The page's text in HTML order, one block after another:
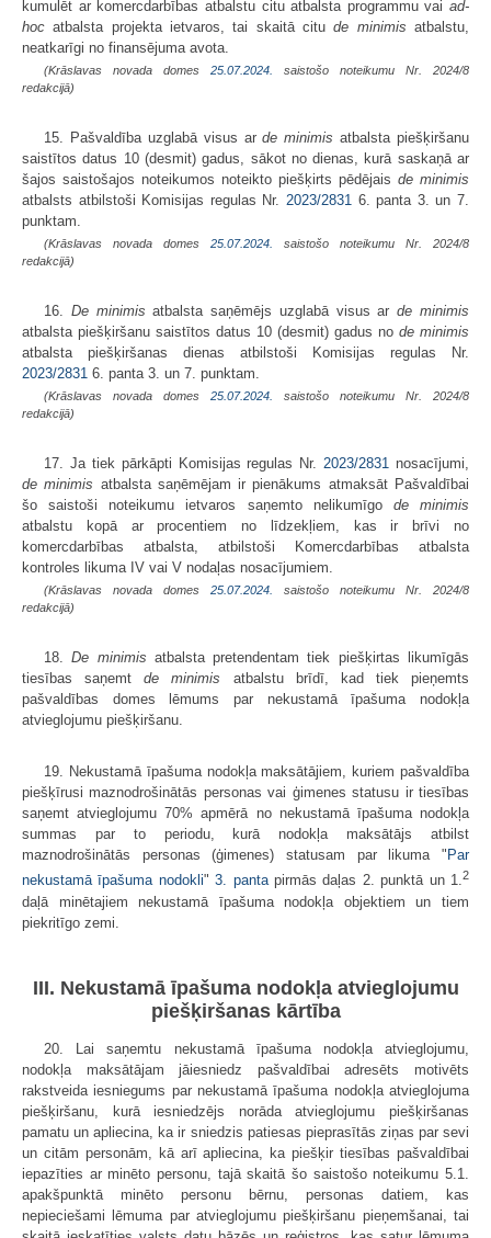
kumulēt ar komercdarbības atbalstu citu atbalsta programmu vai ad-
hoc atbalsta projekta ietvaros, tai skaitā citude minimis atbalstu,
neatkarīgi no finansējuma avota.
(Krāslavas novada domes 25.07.2024.
saistošo noteikumu Nr. 2024/8
redakcijā)
15. Pašvaldība uzglabā visus arde minimis atbalsta piešķiršanu
saistītos datus 10 (desmit) gadus, sākot no dienas, kurā saskaņā ar
šajos saistošajos noteikumos noteikto piešķirts pēdējais de minimis
atbalsts atbilstoši Komisijas regulas Nr. 2023/2831 6. panta 3. un 7.
punktam.
(Krāslavas novada domes 25.07.2024.
saistošo noteikumu Nr. 2024/8
redakcijā)
16. De minimis atbalsta saņēmējs uzglabā visus arde minimis
atbalsta piešķiršanu saistītos datus 10 (desmit) gadus no de minimis
atbalsta piešķiršanas dienas atbilstoši Komisijas regulas Nr.
2023/2831 6. panta 3. un 7. punktam.
(Krāslavas novada domes 25.07.2024.
saistošo noteikumu Nr. 2024/8
redakcijā)
17. Ja tiek pārkāpti Komisijas regulas Nr.2023/2831 nosacījumi,
de minimis atbalsta saņēmējam ir pienākums atmaksāt Pašvaldībai
šo saistoši noteikumu ietvaros saņemto nelikumīgo de minimis
atbalstu kopā ar procentiem no līdzekļiem, kas ir brīvi no
komercdarbības atbalsta, atbilstoši Komercdarbības atbalsta
kontroles likuma IV vai V nodaļas nosacījumiem.
(Krāslavas novada domes 25.07.2024.
saistošo noteikumu Nr. 2024/8
redakcijā)
18.De minimis atbalsta pretendentam tiek piešķirtas likumīgās
tiesības saņemtde minimis atbalstu brīdī, kad tiek pieņemts
pašvaldības domes lēmums par nekustamā īpašuma nodokļa
atvieglojumu piešķiršanu.
19. Nekustamā īpašuma nodokļa maksātājiem, kuriem pašvaldība
piešķīrusi maznodrošinātās personas vai ģimenes statusu ir tiesības
saņemt atvieglojumu 70% apmērā no nekustamā īpašuma nodokļa
summas par to periodu, kurā nodokļa maksātājs atbilst
maznodrošinātās personas (ģimenes) statusam par likuma " Par
nekustamā īpašuma nodokli"3. pantapirmās daļas 2. punktā un 1.2
daļā minētajiem nekustamā īpašuma nodokļa objektiem un tiem
piekritīgo zemi.
III. Nekustamā īpašuma nodokļa atvieglojumu
piešķiršanas kārtība
20. Lai saņemtu nekustamā īpašuma nodokļa atvieglojumu,
nodokļa maksātājam jāiesniedz pašvaldībai adresēts motivēts
rakstveida iesniegums par nekustamā īpašuma nodokļa atvieglojuma
piešķiršanu, kurā iesniedzējs norāda atvieglojumu piešķiršanas
pamatu un apliecina, ka ir sniedzis patiesas pieprasītās ziņas par sevi
un citām personām, kā arī apliecina, ka piešķir tiesības pašvaldībai
iepazīties ar minēto personu, tajā skaitā šo saistošo noteikumu 5.1.
apakšpunktā minēto personu bērnu, personas datiem, kas
nepieciešami lēmuma par atvieglojumu piešķiršanu pieņemšanai, tai